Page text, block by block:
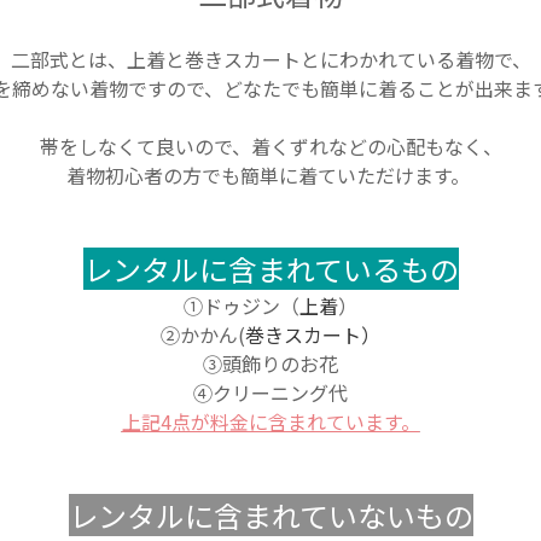
二部式とは、上着と巻きスカートとにわかれている着物で、
締めない着物ですので、どなたでも簡単に着ることが出来ま
帯をしなくて良いので、着くずれなどの心配もなく、
着物初心者の方でも簡単に着ていただけます。
レンタルに含まれているもの
①ドゥジン （上着）
②かかん(巻きスカート）
③頭飾りのお花
④クリーニング代
上記4点が料金に含まれています。
レンタルに含まれていないもの